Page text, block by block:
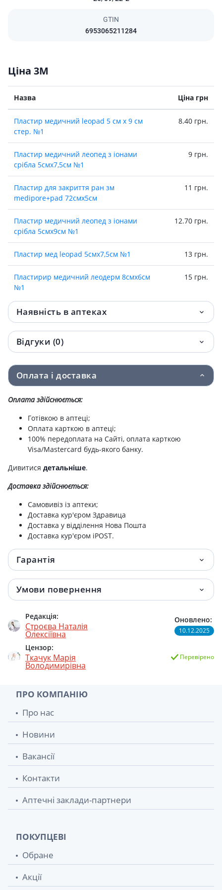
GTIN
6953065211284
Ціна 3М
Назва Ціна грн
Пластир медичний leopad 5 см х 9 см
стер. №1
8.40 грн.
Пластир медичний леопед з iонами
срiбла 5смх7,5см №1
9 грн.
Пластир для закриття ран зм
medipore+pad 72смх5см
11 грн.
Пластир медичний леопед з iонами
срiбла 5смх9см №1
12.70 грн.
Пластир мед leopad 5смх7,5см №1 13 грн.
Пластирир медичний леодерм 8смх6см
№1
15 грн.
Пластир медичний leopad 9 см х 10 см
стер. №1
18.10 грн.
Пластир медичний leoplast 1,25 см х 5 м
без катушки
19.60 грн.
Пластир леопор 5мх2,5см 21.10 грн.
Пластирир медичний leoderm 7.2 см х 10
Пластир медичний leopad 9 см х 15 см
стер. №1
Беруши 3м 1100 пара №1
Пластир хiрургiчний tegaderm+pad 5 см х
Пластир steri strip 6ммх75мм стрiчка
стерильний прозорий №1
Пластир медичний леопед з iонами
срiбла 9смх20см №1
30.20 грн.
Пластир мед леопед розмiром 9смх10см
№1
Пластир медичний leopad 9 см х 25 см
стер. №1
Пластир медичний leopad 5 см х 9 см
стерильний прозорий №1
Пластир медичний leopad 9 см х 10 см
стерильний прозорий №1
40 грн.
Пластир для закриття ран зм
medipore+pad 10смх20см
Пластир медичний leopad 9 см х 20 см
44.20 грн.
Пластир для закриття ран зм
medipore+pad 10смх25см
Пластир медичний leopad 9 см х 30 см
Наявність в аптеках
Відгуки (0)
Оплата і доставка
Оплата здійснюється:
Готівкою в аптеці;
Оплата карткою в аптеці;
100% передоплата на Сайті, оплата карткою
Visa/Mastercard будь-якого банку.
Дивитися детальніше.
Доставка здійснюється:
Самовивіз із аптеки;
Доставка кур'єром Здравица
Доставка у відділення Нова Пошта
Доставка кур'єром iPOST.
Гарантія
Умови повернення
Редакція:
Строєва Наталія
Олексіївна
Цензор:
Ткачук Марія
Володимирівна
Оновлено:
10.12.2025
Перевірено
ПРО КОМПАНІЮ
Про нас
Новини
Вакансії
Контакти
Аптечні заклади-партнери
ПОКУПЦЕВІ
Обране
Акції